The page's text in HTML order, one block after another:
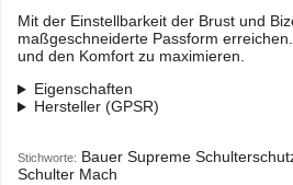
Mit der Einstellbarkeit der Brust und
maßgeschneiderte Passform
und den Komfort zu maximieren.
Eigenschaften
Hersteller (GPSR)
Stichworte: Bauer Supreme
Schulter Mach